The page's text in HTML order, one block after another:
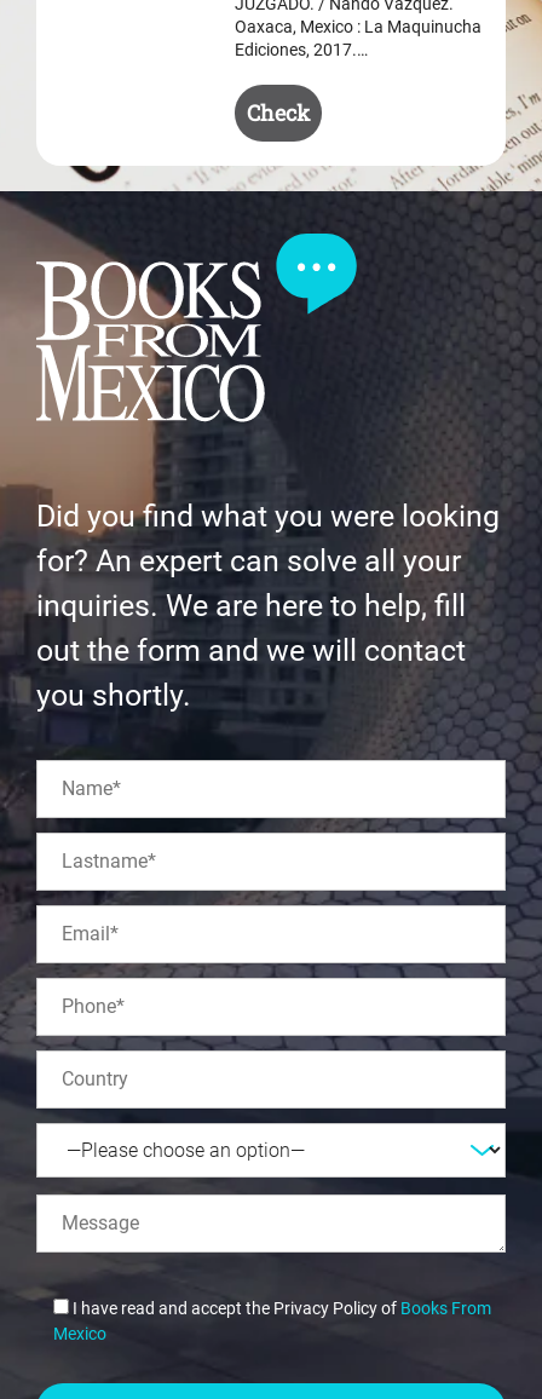
Oaxaca, Mexico : La Maquinucha
Ediciones, 2017.…
Check
Did you find what you were looking
for? An expert can solve all your
inquiries. We are here to help, fill
out the form and we will contact
you shortly.
I have read and accept the Privacy Policy of Books From
Mexico